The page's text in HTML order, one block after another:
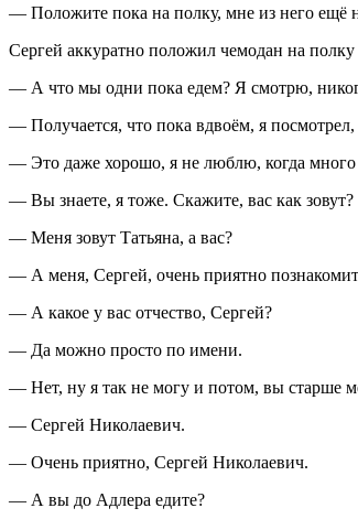
— Положите пока на полку, мне из него ещё
Сергей аккуратно положил чемодан на
— А что мы одни пока едем? Я смотрю,
— Получается, что пока вдвоём, я
— Это даже хорошо, я не люблю, когда много
— Вы знаете, я тоже. Скажите, вас как зовут?
— Меня зовут Татьяна, а вас?
— А меня, Сергей, очень приятно
— А какое у вас отчество, Сергей?
— Да можно просто по имени.
— Нет, ну я так не могу и потом, вы старше
— Сергей Николаевич.
— Очень приятно, Сергей Николаевич.
— А вы до Адлера едите?